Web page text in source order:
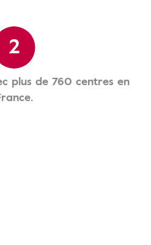
2
plus de 760 centres en